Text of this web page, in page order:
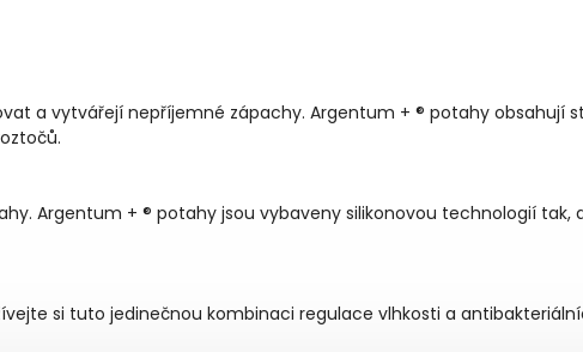
a vytvářejí nepříjemné zápachy. Argentum + ® potahy obsahují
Argentum + ® potahy jsou vybaveny silikonovou technologií tak,
si tuto jedinečnou kombinaci regulace vlhkosti a